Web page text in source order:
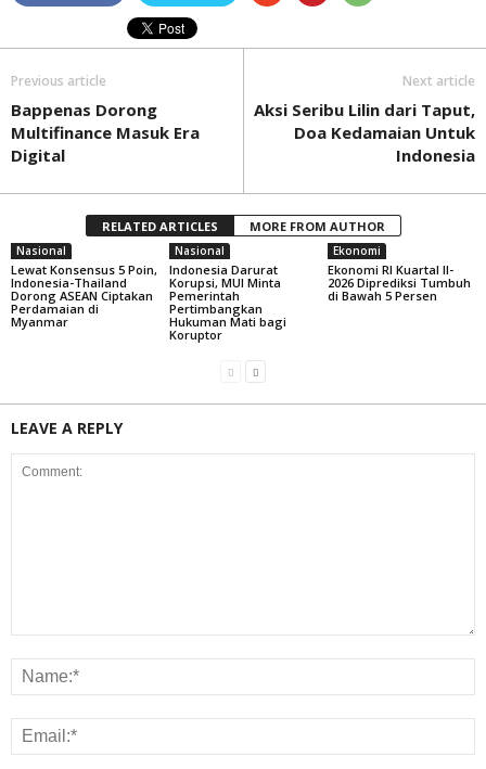
Previous article
Bappenas Dorong
Multifinance Masuk Era
Digital
Next article
Aksi Seribu Lilin dari Taput,
Doa Kedamaian Untuk
Indonesia
RELATED ARTICLES MORE FROM AUTHOR
Nasional
Lewat Konsensus 5 Poin,
Indonesia-Thailand
Dorong ASEAN Ciptakan
Perdamaian di
Myanmar
Nasional
Indonesia Darurat
Korupsi, MUI Minta
Pemerintah
Pertimbangkan
Hukuman Mati bagi
Koruptor
Ekonomi
Ekonomi RI Kuartal II-
2026 Diprediksi Tumbuh
di Bawah 5 Persen
LEAVE A REPLY